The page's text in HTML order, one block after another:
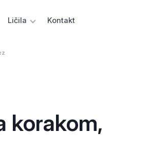
Ličila Kontakt
korakom,